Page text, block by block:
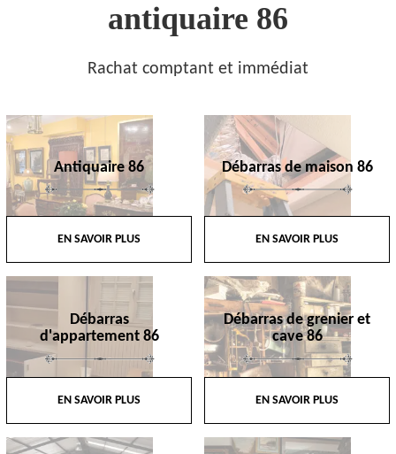
antiquaire 86
Rachat comptant et immédiat
Antiquaire 86
EN SAVOIR PLUS
Débarras de maison 86
EN SAVOIR PLUS
Débarras
d'appartement 86
EN SAVOIR PLUS
Débarras de grenier et
cave 86
EN SAVOIR PLUS